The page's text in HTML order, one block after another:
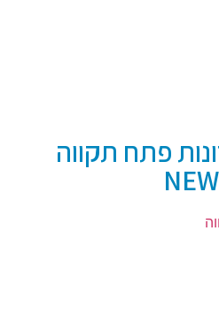
פתח תקווה